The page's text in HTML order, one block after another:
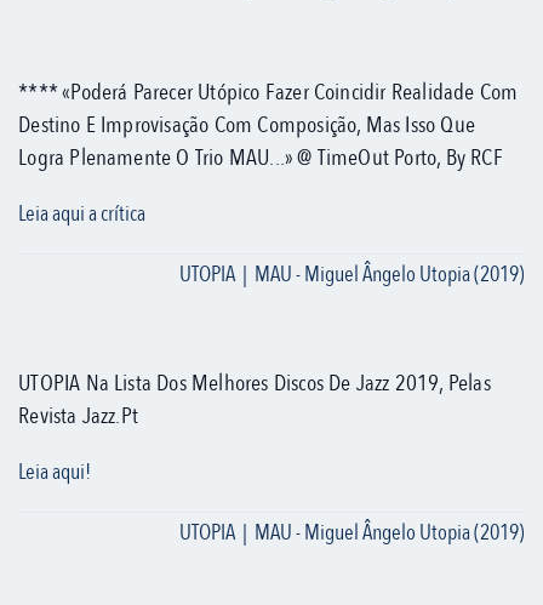
**** «Poderá Parecer Utópico Fazer Coincidir Realidade Com
Destino E Improvisação Com Composição, Mas Isso Que
Logra Plenamente O Trio MAU...» @ TimeOut Porto, By RCF
Leia aqui a crítica
UTOPIA | MAU - Miguel Ângelo Utopia (2019)
UTOPIA Na Lista Dos Melhores Discos De Jazz 2019, Pelas
Revista Jazz.pt
Leia aqui!
UTOPIA | MAU - Miguel Ângelo Utopia (2019)